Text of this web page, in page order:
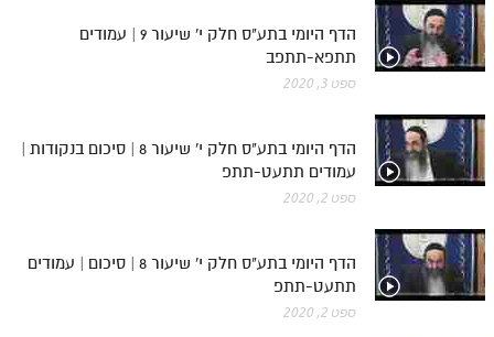
הדף היומי בתע"ס חלק י' שיעור 9 | עמודים
תתפא-תתפב
ספט 3, 2020
הדף היומי בתע"ס חלק י' שיעור 8 | סיכום בנקודות |
עמודים תתעט-תתפ
ספט 2, 2020
הדף היומי בתע"ס חלק י' שיעור 8 | סיכום | עמודים
תתעט-תתפ
ספט 2, 2020